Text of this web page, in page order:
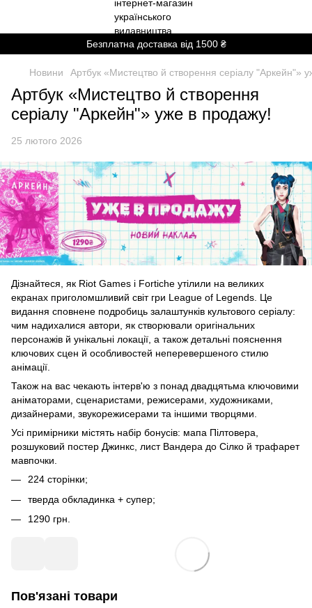
Безплатна доставка від 1500 ₴
Новини Артбук «Мистецтво й створення серіалу "Аркейн"»
Артбук «Мистецтво й створення
серіалу "Аркейн"» уже в продажу!
25 лютого 2026
Дізнайтеся, як Riot Games і Fortiche утілили на великих
екранах приголомшливий світ гри League of Legends. Це
видання сповнене подробиць залаштунків культового серіалу:
чим надихалися автори, як створювали оригінальних
персонажів й унікальні локації, а також детальні пояснення
ключових сцен й особливостей неперевершеного стилю
анімації.
Також на вас чекають інтерв'ю з понад двадцятьма ключовими
аніматорами, сценаристами, режисерами, художниками,
дизайнерами, звукорежисерами та іншими творцями.
Усі примірники містять набір бонусів: мапа Пілтовера,
розшуковий постер Джинкс, лист Вандера до Сілко й трафарет
мавпочки.
224 сторінки;
тверда обкладинка + супер;
1290 грн.
Пов'язані товари